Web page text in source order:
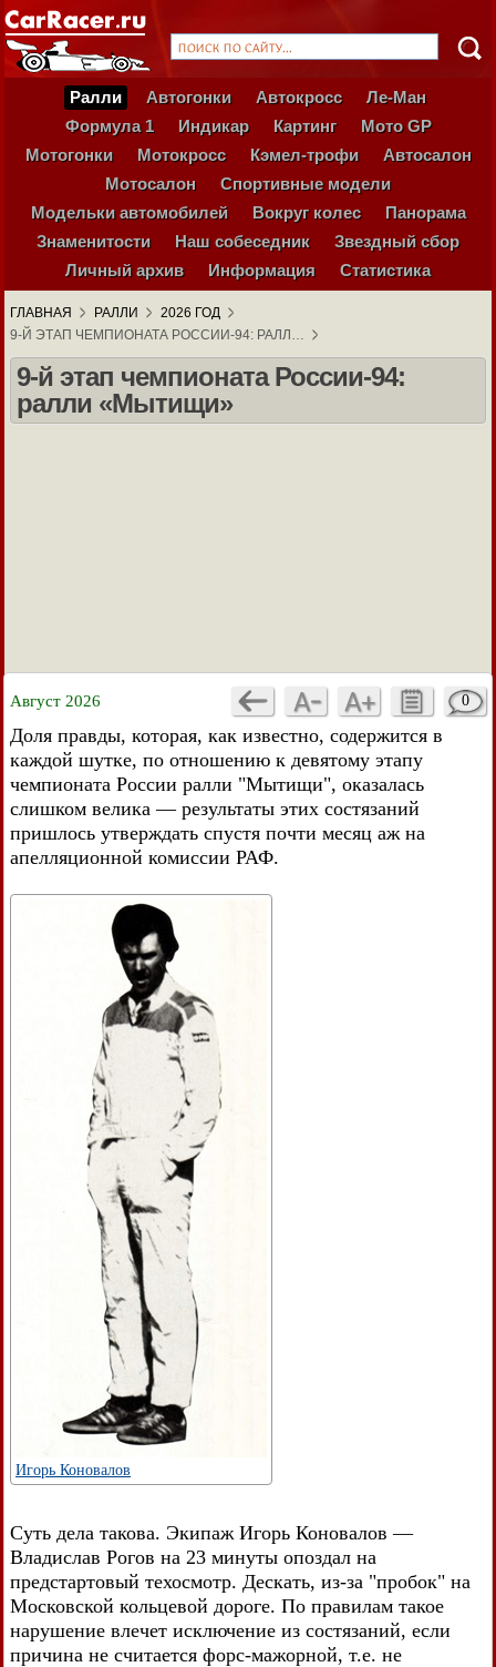
Ралли Автогонки Автокросс
Ле-Ман
Формула 1
Индикар Картинг
Мото GP
Мотогонки
Мотокросс Кэмел-трофи
Автосалон
Мотосалон
Спортивные модели
Модельки автомобилей
Вокруг колес
Панорама
Знаменитости
Наш собеседник
Звездный сбор
Личный архив
Информация Статистика
ГЛАВНАЯ РАЛЛИ
2026 ГОД
9-Й ЭТАП ЧЕМПИОНАТА РОССИИ-94: РАЛЛ…
9-й этап чемпионата России-94:
ралли «Мытищи»
Август 2026 0
Доля правды, которая, как известно, содержится в
каждой шутке, по отношению к девятому этапу
чемпионата России ралли "Мытищи", оказалась
слишком велика — результаты этих состязаний
пришлось утверждать спустя почти месяц аж на
апелляционной комиссии РАФ.
Игорь Коновалов
Суть дела такова. Экипаж Игорь Коновалов —
Владислав Рогов на 23 минуты опоздал на
предстартовый техосмотр. Дескать, из-за "пробок" на
Московской кольцевой дороге. По правилам такое
нарушение влечет исключение из состязаний, если
причина не считается форс-мажорной, т.е. не